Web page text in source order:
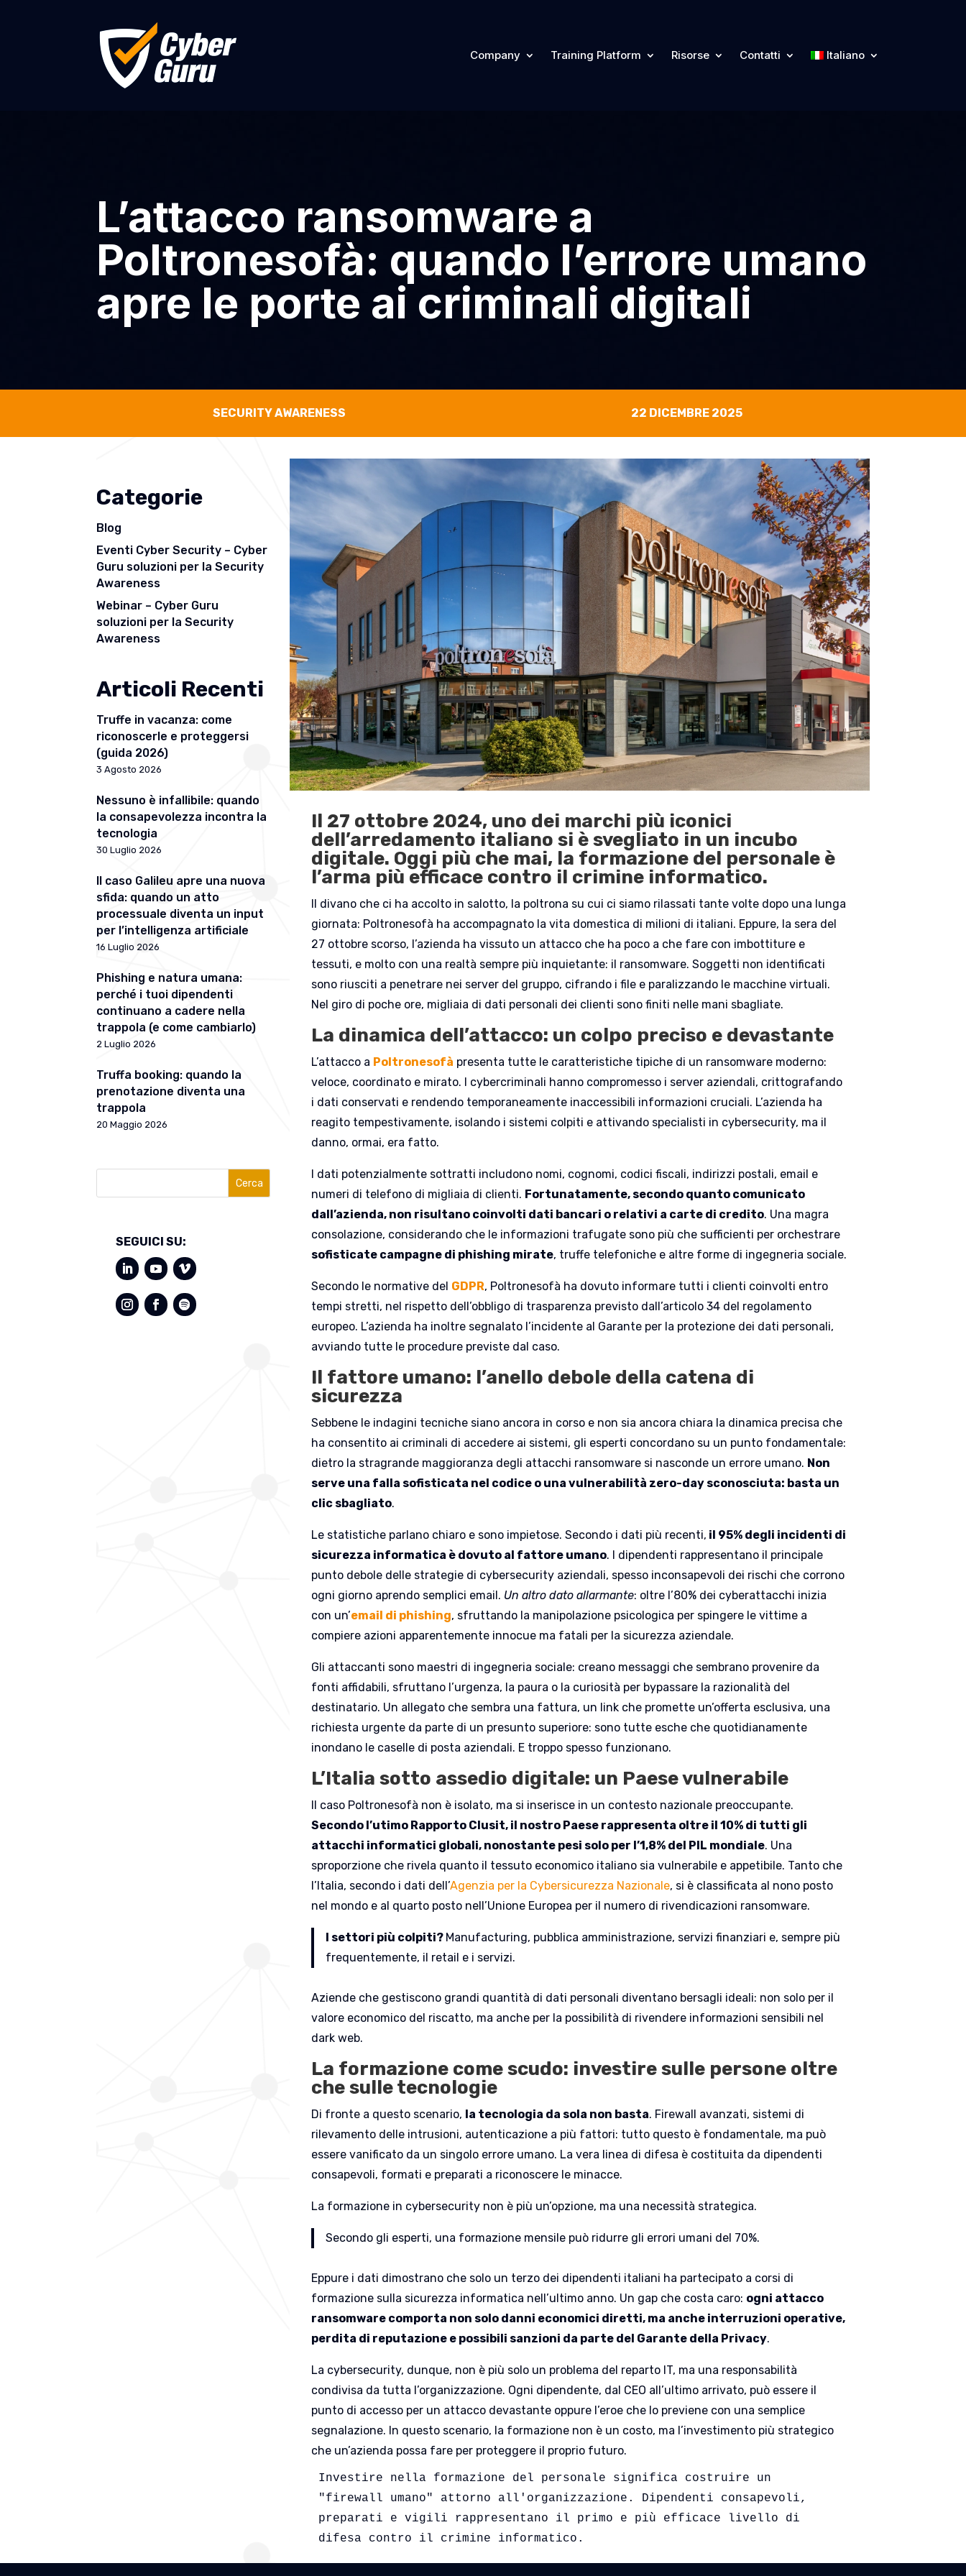
Company Training Platform Risorse Contatti Italiano
L’attacco ransomware a
Poltronesofà: quando l’errore umano
apre le porte ai criminali digitali
SECURITY AWARENESS 22 DICEMBRE 2025
Categorie
Blog
Eventi Cyber Security – Cyber
Guru soluzioni per la Security
Awareness
Webinar – Cyber Guru
soluzioni per la Security
Awareness
Articoli Recenti
Truffe in vacanza: come
riconoscerle e proteggersi
(guida 2026)
3 Agosto 2026
Nessuno è infallibile: quando
la consapevolezza incontra la
tecnologia
30 Luglio 2026
Il caso Galileu apre una nuova
sfida: quando un atto
processuale diventa un input
per l’intelligenza artificiale
16 Luglio 2026
Phishing e natura umana:
perché i tuoi dipendenti
continuano a cadere nella
trappola (e come cambiarlo)
2 Luglio 2026
Truffa booking: quando la
prenotazione diventa una
trappola
20 Maggio 2026
Cerca
SEGUICI SU:
Il 27 ottobre 2024, uno dei marchi più iconici
dell’arredamento italiano si è svegliato in un incubo
digitale. Oggi più che mai, la formazione del personale è
l’arma più efficace contro il crimine informatico.
Il divano che ci ha accolto in salotto, la poltrona su cui ci siamo rilassati tante volte dopo una lunga
giornata: Poltronesofà ha accompagnato la vita domestica di milioni di italiani. Eppure, la sera del
27 ottobre scorso, l’azienda ha vissuto un attacco che ha poco a che fare con imbottiture e
tessuti, e molto con una realtà sempre più inquietante: il ransomware. Soggetti non identificati
sono riusciti a penetrare nei server del gruppo, cifrando i file e paralizzando le macchine virtuali.
Nel giro di poche ore, migliaia di dati personali dei clienti sono finiti nelle mani sbagliate.
La dinamica dell’attacco: un colpo preciso e devastante
L’attacco a Poltronesofà presenta tutte le caratteristiche tipiche di un ransomware moderno:
veloce, coordinato e mirato. I cybercriminali hanno compromesso i server aziendali, crittografando
i dati conservati e rendendo temporaneamente inaccessibili informazioni cruciali. L’azienda ha
reagito tempestivamente, isolando i sistemi colpiti e attivando specialisti in cybersecurity, ma il
danno, ormai, era fatto.
I dati potenzialmente sottratti includono nomi, cognomi, codici fiscali, indirizzi postali, email e
numeri di telefono di migliaia di clienti. Fortunatamente, secondo quanto comunicato
dall’azienda, non risultano coinvolti dati bancari o relativi a carte di credito. Una magra
consolazione, considerando che le informazioni trafugate sono più che sufficienti per orchestrare
sofisticate campagne di phishing mirate, truffe telefoniche e altre forme di ingegneria sociale.
Secondo le normative del GDPR, Poltronesofà ha dovuto informare tutti i clienti coinvolti entro
tempi stretti, nel rispetto dell’obbligo di trasparenza previsto dall’articolo 34 del regolamento
europeo. L’azienda ha inoltre segnalato l’incidente al Garante per la protezione dei dati personali,
avviando tutte le procedure previste dal caso.
Il fattore umano: l’anello debole della catena di
sicurezza
Sebbene le indagini tecniche siano ancora in corso e non sia ancora chiara la dinamica precisa che
ha consentito ai criminali di accedere ai sistemi, gli esperti concordano su un punto fondamentale:
dietro la stragrande maggioranza degli attacchi ransomware si nasconde un errore umano. Non
serve una falla sofisticata nel codice o una vulnerabilità zero-day sconosciuta: basta un
clic sbagliato.
Le statistiche parlano chiaro e sono impietose. Secondo i dati più recenti, il 95% degli incidenti di
sicurezza informatica è dovuto al fattore umano. I dipendenti rappresentano il principale
punto debole delle strategie di cybersecurity aziendali, spesso inconsapevoli dei rischi che corrono
ogni giorno aprendo semplici email. Un altro dato allarmante: oltre l’80% dei cyberattacchi inizia
con un’email di phishing, sfruttando la manipolazione psicologica per spingere le vittime a
compiere azioni apparentemente innocue ma fatali per la sicurezza aziendale.
Gli attaccanti sono maestri di ingegneria sociale: creano messaggi che sembrano provenire da
fonti affidabili, sfruttano l’urgenza, la paura o la curiosità per bypassare la razionalità del
destinatario. Un allegato che sembra una fattura, un link che promette un’offerta esclusiva, una
richiesta urgente da parte di un presunto superiore: sono tutte esche che quotidianamente
inondano le caselle di posta aziendali. E troppo spesso funzionano.
L’Italia sotto assedio digitale: un Paese vulnerabile
Il caso Poltronesofà non è isolato, ma si inserisce in un contesto nazionale preoccupante.
Secondo l’utimo Rapporto Clusit, il nostro Paese rappresenta oltre il 10% di tutti gli
attacchi informatici globali, nonostante pesi solo per l’1,8% del PIL mondiale. Una
sproporzione che rivela quanto il tessuto economico italiano sia vulnerabile e appetibile. Tanto che
l’Italia, secondo i dati dell’Agenzia per la Cybersicurezza Nazionale, si è classificata al nono posto
nel mondo e al quarto posto nell’Unione Europea per il numero di rivendicazioni ransomware.
I settori più colpiti? Manufacturing, pubblica amministrazione, servizi finanziari e, sempre più
frequentemente, il retail e i servizi.
Aziende che gestiscono grandi quantità di dati personali diventano bersagli ideali: non solo per il
valore economico del riscatto, ma anche per la possibilità di rivendere informazioni sensibili nel
dark web.
La formazione come scudo: investire sulle persone oltre
che sulle tecnologie
Di fronte a questo scenario, la tecnologia da sola non basta. Firewall avanzati, sistemi di
rilevamento delle intrusioni, autenticazione a più fattori: tutto questo è fondamentale, ma può
essere vanificato da un singolo errore umano. La vera linea di difesa è costituita da dipendenti
consapevoli, formati e preparati a riconoscere le minacce.
La formazione in cybersecurity non è più un’opzione, ma una necessità strategica.
Secondo gli esperti, una formazione mensile può ridurre gli errori umani del 70%.
Eppure i dati dimostrano che solo un terzo dei dipendenti italiani ha partecipato a corsi di
formazione sulla sicurezza informatica nell’ultimo anno. Un gap che costa caro: ogni attacco
ransomware comporta non solo danni economici diretti, ma anche interruzioni operative,
perdita di reputazione e possibili sanzioni da parte del Garante della Privacy.
La cybersecurity, dunque, non è più solo un problema del reparto IT, ma una responsabilità
condivisa da tutta l’organizzazione. Ogni dipendente, dal CEO all’ultimo arrivato, può essere il
punto di accesso per un attacco devastante oppure l’eroe che lo previene con una semplice
segnalazione. In questo scenario, la formazione non è un costo, ma l’investimento più strategico
che un’azienda possa fare per proteggere il proprio futuro.
Investire nella formazione del personale significa costruire un
"firewall umano" attorno all'organizzazione. Dipendenti consapevoli,
preparati e vigili rappresentano il primo e più efficace livello di
difesa contro il crimine informatico.